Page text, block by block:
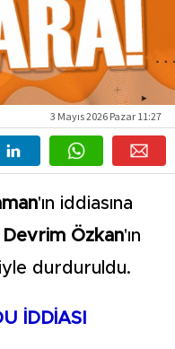
3 Mayıs 2026 Pazar 11:27
'ın iddiasına
Devrim Özkan'ın
durduruldu.
İDDİASI